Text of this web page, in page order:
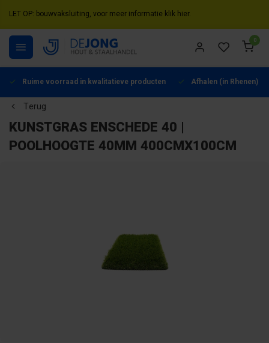
LET OP: bouwvaksluiting, voor meer informatie klik hier.
0
Ruime voorraad in kwalitatieve producten Afhalen (in Rhenen)
Terug
KUNSTGRAS ENSCHEDE 40 |
POOLHOOGTE 40MM 400CMX100CM